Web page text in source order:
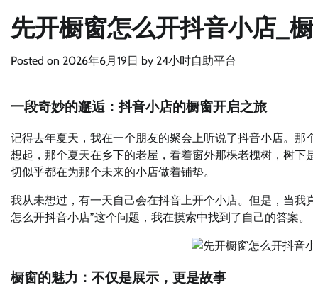
先开橱窗怎么开抖音小店_
Posted on 2026年6月19日 by 24小时自助平台
一段奇妙的邂逅：抖音小店的橱窗开启之旅
记得去年夏天，我在一个朋友的聚会上听说了抖音小店。
想起，那个夏天在乡下的老屋，看着窗外那棵老槐树，树
切似乎都在为那个未来的小店做着铺垫。
我从未想过，有一天自己会在抖音上开个小店。但是，当
怎么开抖音小店”这个问题，我在摸索中找到了自己的答案。
橱窗的魅力：不仅是展示，更是故事